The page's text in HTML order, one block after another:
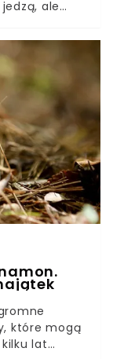
ale
dla
z
które mogą
lat